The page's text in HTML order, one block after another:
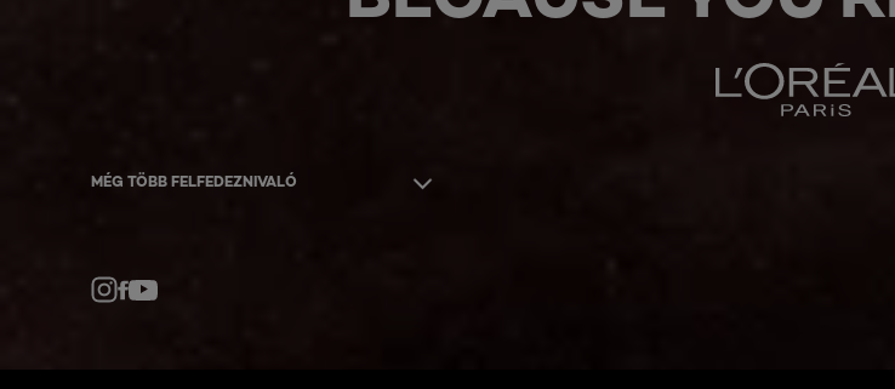
MÉG TÖBB FELFEDEZNIVALÓ